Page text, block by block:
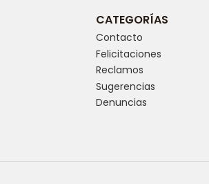
CATEGORÍAS
Contacto
Felicitaciones
Reclamos
Sugerencias
Denuncias